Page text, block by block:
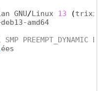
GNU/ Linux 13 (trixie
SMP
ées